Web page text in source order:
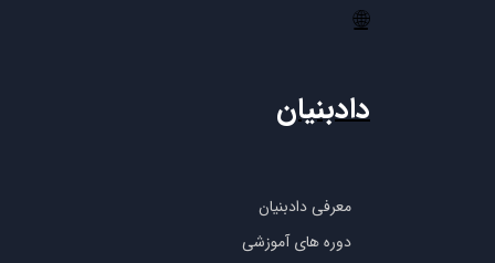
🌐
معرفی دادبنیان
دوره های آموزشی
دادبنیان